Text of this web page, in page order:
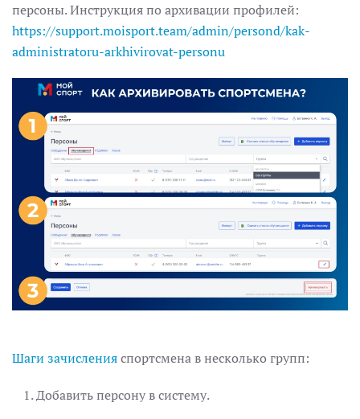
персоны. Инструкция по архивации профилей:
https://support.moisport.team/admin/persond/kak-
administratoru-arkhivirovat-personu
Шаги зачисленияспортсмена в несколько групп:
Добавить персону в систему.